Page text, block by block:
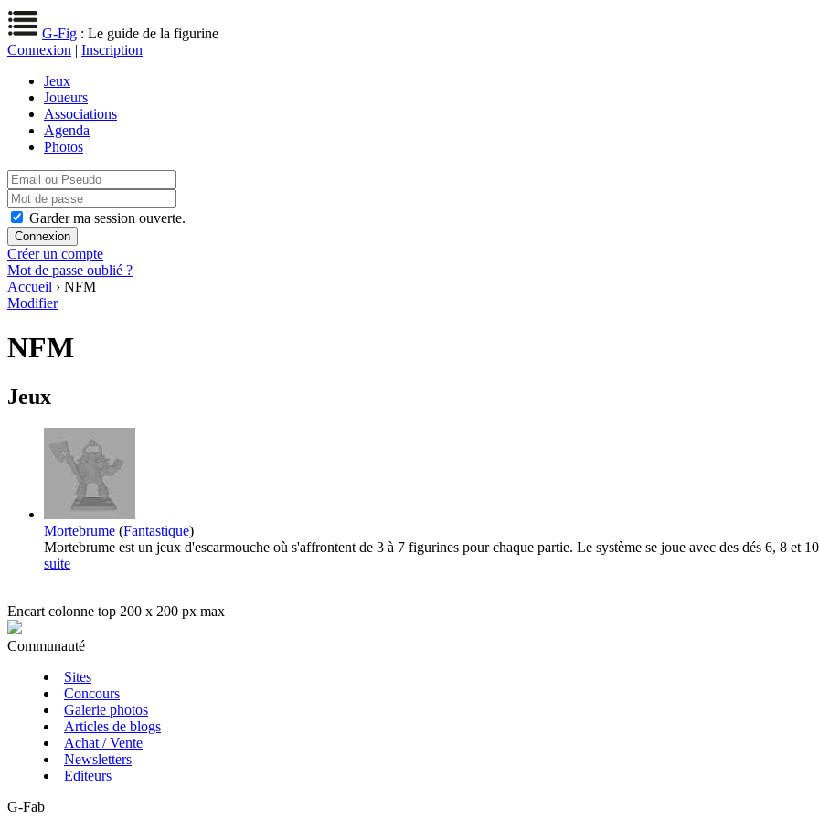
G-Fig : Le guide de la figurine
Connexion | Inscription
Jeux
Joueurs
Associations
Agenda
Photos
Garder ma session ouverte.
Créer un compte
Mot de passe oublié ?
Accueil › NFM
Modifier
NFM
Jeux
Mortebrume (Fantastique)
Mortebrume est un jeux d'escarmouche où s'affrontent de 3 à 7 figurines pour chaque partie. Le système se joue avec des dés 6, 8 et
suite
Encart colonne top 200 x 200 px max
Communauté
Sites
Concours
Galerie photos
Articles de blogs
Achat / Vente
Newsletters
Editeurs
G-Fab